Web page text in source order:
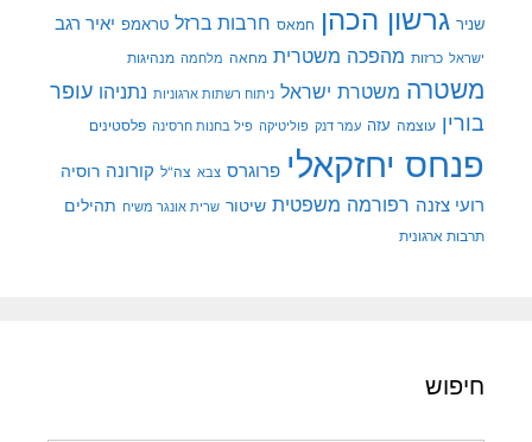
שניר גרשון הכהן חמאס חרבות ברזל טראמפ יאיר רגב
ישראל כרזות מהפכה משטרית מחאה מלחמה מנהיגות
משטרה משטרת ישראל ניתוח רשתות ארגוניות נתניהו עופר
בורין עוצמה עזה עמר דנק פוליטיקה פיל בחנות חרסינה פלסטינים
פנחס יחזקאלי פרוגרס צבא צה"ל קורונה רוסיה
רועי צזנה רפורמה משפטית שיטור שרית אונגר משיח תהילים
תרבות ארגונית
חיפוש